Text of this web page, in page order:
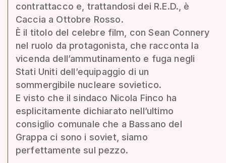
contrattacco e, trattandosi dei R.E.D., è
Caccia a Ottobre Rosso.
È il titolo del celebre film, con Sean Connery
nel ruolo da protagonista, che racconta la
vicenda dell’ammutinamento e fuga negli
Stati Uniti dell’equipaggio di un
sommergibile nucleare sovietico.
E visto che il sindaco Nicola Finco ha
esplicitamente dichiarato nell’ultimo
consiglio comunale che a Bassano del
Grappa ci sono i soviet, siamo
perfettamente sul pezzo.